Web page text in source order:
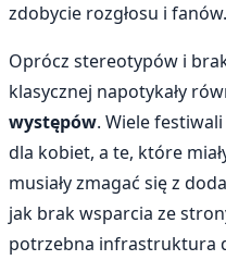
zdobycie rozgłosu i fanów.
Oprócz stereotypów i
klasycznej napotykały
występów. Wiele
dla kobiet, a te, które
musiały zmagać się z
jak brak wsparcia ze
potrzebna infrastruktura